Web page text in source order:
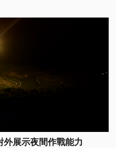
外展示夜間作戰能力